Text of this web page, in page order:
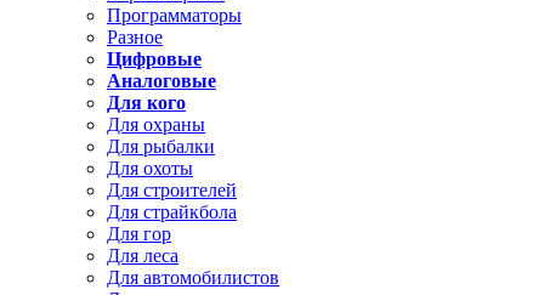
Программаторы
Разное
Цифровые
Аналоговые
Для кого
Для охраны
Для рыбалки
Для охоты
Для строителей
Для страйкбола
Для гор
Для леса
Для автомобилистов